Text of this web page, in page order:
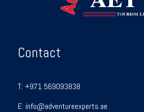
Contact
T: +971 569093838
E: info@adventureexperts.ae